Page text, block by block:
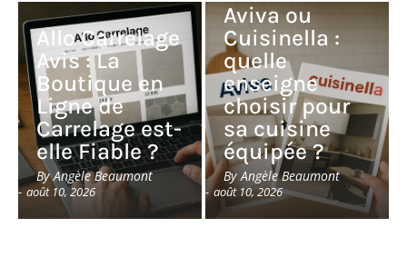
Allo Carrelage
Avis : La
Boutique en
Ligne de
Carrelage est-
elle Fiable ?
By Angèle Beaumont
- août 10, 2026
Aviva ou
Cuisinella :
quelle
enseigne
choisir pour
sa cuisine
équipée ?
By Angèle Beaumont
- août 10, 2026